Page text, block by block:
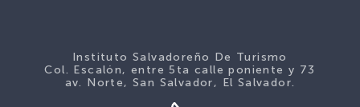
Instituto Salvadoreño De Turismo
Col. Escalón, entre 5ta calle poniente y 73
av. Norte, San Salvador, El Salvador.